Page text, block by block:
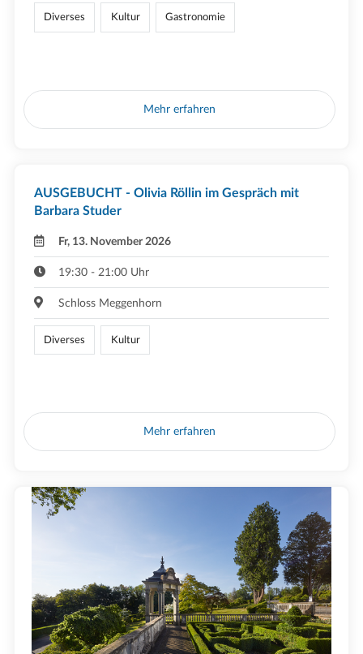
Diverses Kultur Gastronomie
Mehr erfahren
AUSGEBUCHT - Olivia Röllin im Gespräch mit
Barbara Studer
Fr, 13. November 2026
19:30 - 21:00 Uhr
Schloss Meggenhorn
Diverses Kultur
Mehr erfahren